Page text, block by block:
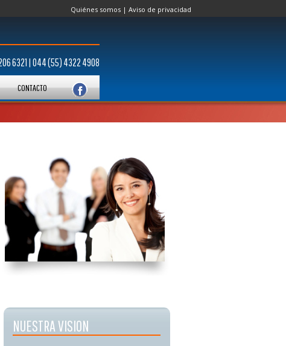
Quiénes somos | Aviso de privacidad
6321 | 044 (55) 4322 4908
CONTACTO
NUESTRA VISION